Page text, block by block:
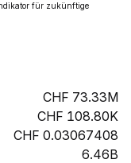
für zukünftige
73.33M
108.80K
0.03067408
6.46B